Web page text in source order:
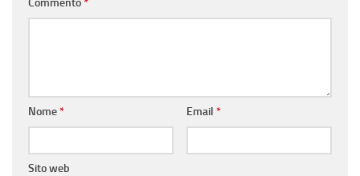
Nome* Email *
Sito web